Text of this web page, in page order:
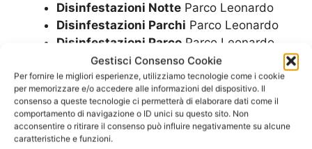
Gestisci Consenso Cookie
Per fornire le migliori esperienze, utilizziamo tecnologie come i cookie
per memorizzare e/o accedere alle informazioni del dispositivo. Il
consenso a queste tecnologie ci permetterà di elaborare dati come il
comportamento di navigazione o ID unici su questo sito. Non
acconsentire o ritirare il consenso può influire negativamente su alcune
caratteristiche e funzioni.
Disinfestazioni Notte Parco Leonardo
Disinfestazioni Parchi Parco Leonardo
Disinfestazioni Parco Parco Leonardo
Disinfestazioni PubParco Leonardo
Disinfestazioni ResidenceParco
Leonardo
Disinfestazioni RistoranteParco
Leonardo